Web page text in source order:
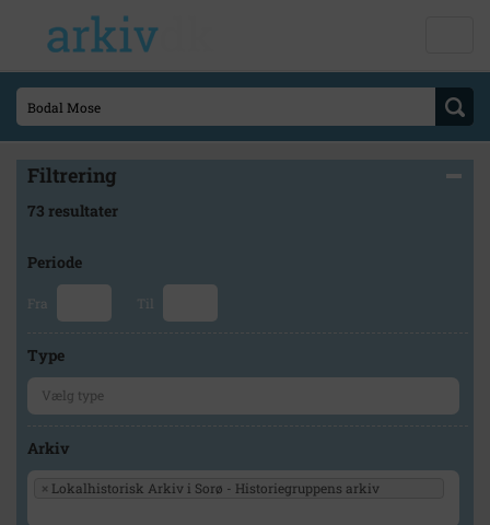
Filtrering
73 resultater
Periode
Fra Til
Type
Arkiv
× Lokalhistorisk Arkiv i Sorø - Historiegruppens arkiv